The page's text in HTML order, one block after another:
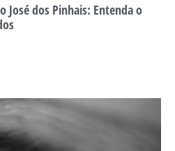
José dos Pinhais: Entenda o